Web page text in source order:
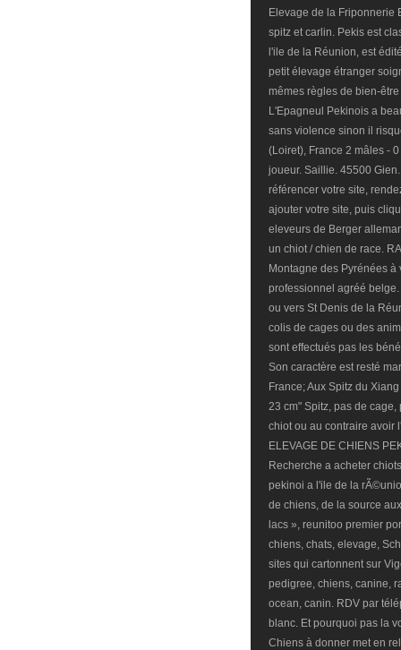
Elevage de la Friponnerie
spitz et carlin. Pekis est
l'ile de la Réunion, est
petit élevage étranger
mêmes règles de bien-
L'Epagneul Pekinois a
sans violence sinon il
(Loiret), France 2 mâles -
joueur. Saillie. 45500
référencer votre site,
ajouter votre site, puis
eleveurs de Berger
un chiot / chien de race.
Montagne des Pyrénées
professionnel agréé
ou vers St Denis de la
colis de cages ou des
sont effectués pas les
Son caractère est resté
France; Aux Spitz du
23 cm" Spitz, pas de
chiot ou au contraire avoir
ELEVAGE DE CHIENS
Recherche a acheter
pekinoi a l'ile de la
de chiens, de la source
lacs », reunitoo premier
chiens, chats, elevage,
sites qui cartonnent sur
pedigree, chiens, canine,
ocean, canin. RDV par
blanc. Et pourquoi pas la
Chiens à donner met en